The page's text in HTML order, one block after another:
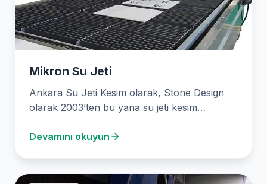
Mikron Su Jeti
Ankara Su Jeti Kesim olarak, Stone Design
olarak 2003’ten bu yana su jeti kesim
Devamını okuyun